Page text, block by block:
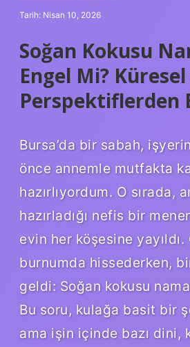
Tarih: Nisan 10, 2026
Soğan Kokusu
Engel Mi?
Perspektiflerden
Bursa’da bir sabah,
önce annemle mutfakta
hazırlıyordum. O sırada,
hazırladığı nefis bir
evin her köşesine
burnumda hissederken,
geldi: Soğan kokusu
Bu soru, kulağa basit bir
ama işin içinde bazı dini,